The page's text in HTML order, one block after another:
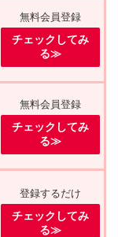
無料会員登録
チェックしてみ
る≫
無料会員登録
チェックしてみ
る≫
登録するだけ
チェックしてみ
る≫